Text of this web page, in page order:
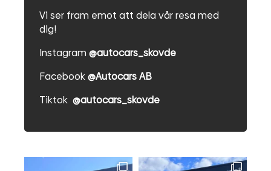
Vi ser fram emot att dela vår resa med
dig!
Instagram @autocars_skovde
Facebook@Autocars AB
Tiktok @autocars_skovde